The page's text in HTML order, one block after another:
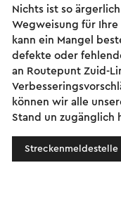
Nichts ist so
Wegweisung für Ihre
kann ein Mangel
defekte oder
an Routepunt Zuid-
können wir alle
Stand un zugänglich
Streckenmeldestelle